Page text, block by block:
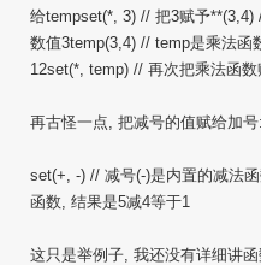
给tempset(*, 3) // 把3赋予
数值3temp(3,4) // temp是乘法函
12set(*, temp) // 再次把乘法函
再古怪一点, 把减号的值赋给加号:
set(+, -) // 减号(-)是内置的减法
函数, 结果是5减4等于1
这只是举例子, 我还没有详细讲